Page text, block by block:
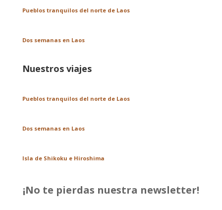
Pueblos tranquilos del norte de Laos
Dos semanas en Laos
Nuestros viajes
Pueblos tranquilos del norte de Laos
Dos semanas en Laos
Isla de Shikoku e Hiroshima
¡No te pierdas nuestra newsletter!